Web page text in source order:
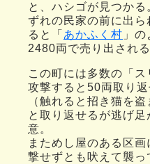
と、ハシゴが見つか
ずれの民家の前に出
ると「 あかふく村 」
2480両で売り出される
この町には多数の「ス
攻撃すると50両取り
（触れると招き猫を
と取り返せるが逃げ
意。
まためし屋のある区
撃せずとも吠えて襲